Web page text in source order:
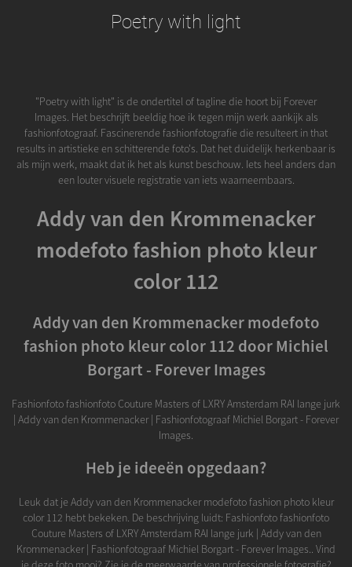
Poetry with light
"Poetry with light" is de ondertitel of tagline die hoort bij Forever
Images. Het beschrijft beeldig hoe ik tegen mijn werk aankijk als
fashionfotograaf. Fascinerende fashionfotografie die resulteert in that
results in artistieke en schitterende foto's. Dat het duidelijk herkenbaar is
als mijn werk, maakt dat ik het als kunst beschouw. Iets heel anders dan
een louter visuele registratie van iets waarneembaars.
Addy van den Krommenacker
modefoto fashion photo kleur
color 112
Addy van den Krommenacker modefoto
fashion photo kleur color 112 door Michiel
Borgart - Forever Images
Fashionfoto fashionfoto Couture Masters of LXRY Amsterdam RAI lange jurk
| Addy van den Krommenacker | Fashionfotograaf Michiel Borgart - Forever
Images.
Heb je ideeën opgedaan?
Leuk dat je Addy van den Krommenacker modefoto fashion photo kleur
color 112 hebt bekeken. De beschrijving luidt: Fashionfoto fashionfoto
Couture Masters of LXRY Amsterdam RAI lange jurk | Addy van den
Krommenacker | Fashionfotograaf Michiel Borgart - Forever Images.. Vind